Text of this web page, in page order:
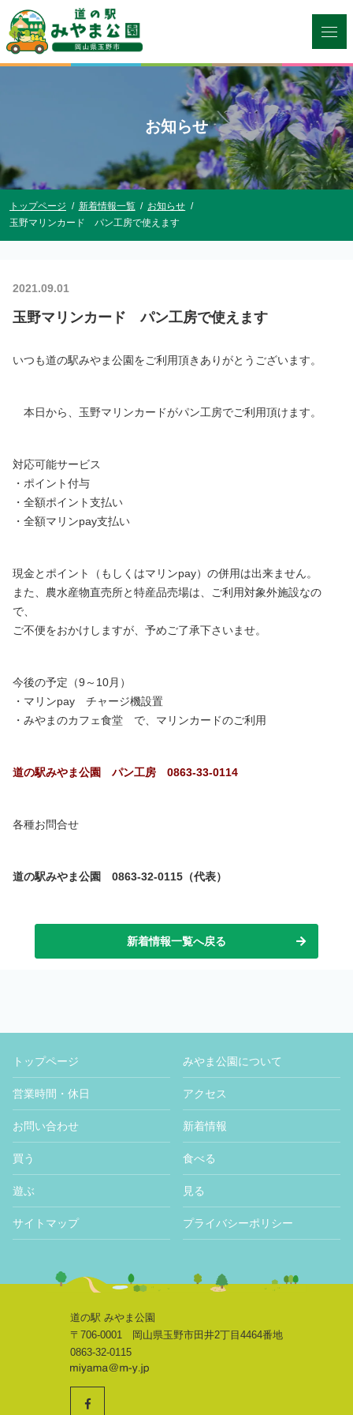
お知らせ
トップページ 新着情報一覧
お知らせ
玉野マリンカード パン工房で使えます
2021.09.01
玉野マリンカード パン工房で使えます
いつも道の駅みやま公園をご利用頂きありがとうございます。
本日から、玉野マリンカードがパン工房でご利用頂けます。
対応可能サービス
・ポイント付与
・全額ポイント支払い
・全額マリンpay支払い
現金とポイント（もしくはマリンpay）の併用は出来ません。
また、農水産物直売所と特産品売場は、ご利用対象外施設なの
で、
ご不便をおかけしますが、予めご了承下さいませ。
今後の予定（9～10月）
・マリンpay チャージ機設置
・みやまのカフェ食堂 で、マリンカードのご利用
道の駅みやま公園 パン工房 0863-33-0114
各種お問合せ
道の駅みやま公園 0863-32-0115（代表）
新着情報一覧へ戻る
トップページ みやま公園について
営業時間・休日 アクセス
お問い合わせ 新着情報
買う 食べる
遊ぶ 見る
サイトマップ プライバシーポリシー
道の駅 みやま公園
〒706-0001 岡山県玉野市田井2丁目4464番地
0863-32-0115